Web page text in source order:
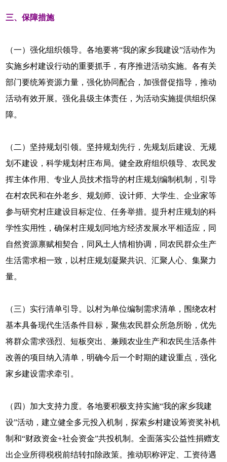
三、保障措施
（一）强化组织领导。各地要将“我的家乡我建设”活动作为
实施乡村建设行动的重要抓手，有序推进活动实施。各有关
部门要统筹资源力量，强化协同配合，加强督促指导，推动
活动有效开展。强化县级主体责任，为活动实施提供组织保
障。
（二）坚持规划引领。坚持规划先行，先规划后建设、无规
划不建设，科学规划村庄布局。健全政府组织领导、农民发
挥主体作用、专业人员技术指导的村庄规划编制机制，引导
在村农民和在外老乡、规划师、设计师、大学生、企业家等
参与研究村庄建设目标定位、任务举措。提升村庄规划的科
学性实用性，确保村庄规划同地方经济发展水平相适应，同
自然资源禀赋相契合，同风土人情相协调，同农民群众生产
生活需求相一致，以村庄规划凝聚共识、汇聚人心、集聚力
量。
（三）实行清单引导。以村为单位编制需求清单，围绕农村
基本具备现代生活条件目标，聚焦农民群众所急所盼，优先
将群众需求强烈、短板突出、兼顾农业生产和农民生活条件
改善的项目纳入清单，明确今后一个时期的建设重点，强化
家乡建设需求牵引。
（四）加大支持力度。各地要积极支持实施“我的家乡我建
设”活动，建立健全多元投入机制，探索乡村建设筹资奖补机
制和“财政资金+社会资金”共投机制。全面落实公益性捐赠支
出企业所得税税前结转扣除政策。推动职称评定、工资待遇